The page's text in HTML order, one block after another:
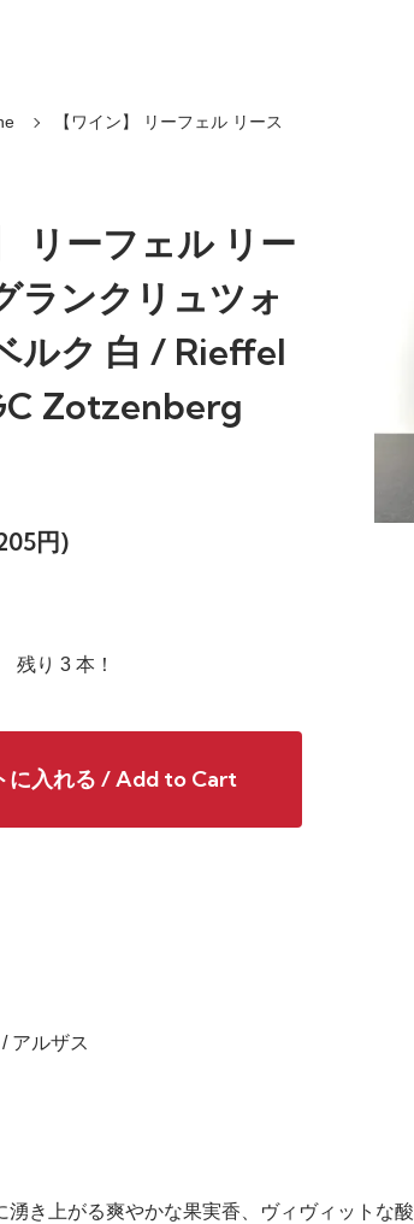
【ワイン】 リーフェル リース
リーフェル リー
ランクリュツォ
ルク 白 / Rieffel
Zotzenberg
円)
残り 3 本！
に入れる / Add to Cart
アルザス
湧き上がる爽やかな果実香、ヴィヴィットな